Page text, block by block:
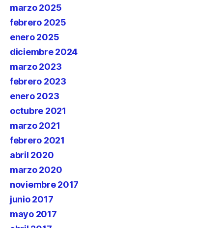
marzo 2025
febrero 2025
enero 2025
diciembre 2024
marzo 2023
febrero 2023
enero 2023
octubre 2021
marzo 2021
febrero 2021
abril 2020
marzo 2020
noviembre 2017
junio 2017
mayo 2017